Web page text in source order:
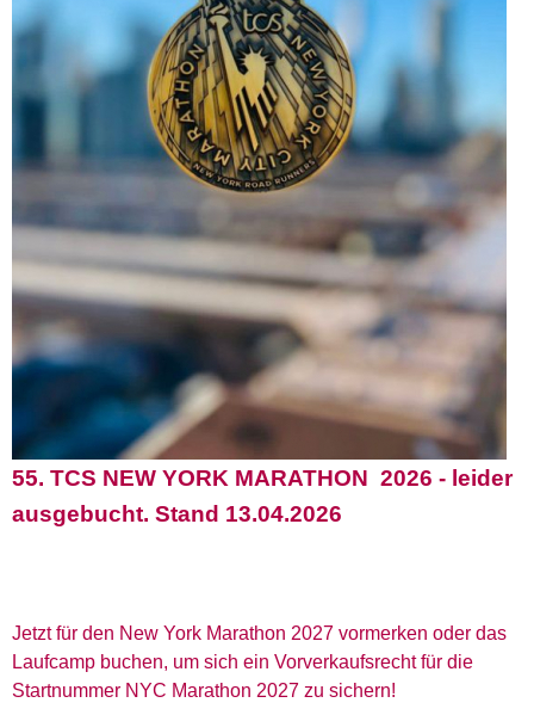
55. TCS NEW YORK MARATHON 2026 - leider
ausgebucht. Stand 13.04.2026
Jetzt für den New York Marathon 2027 vormerken oder das
Laufcamp buchen, um sich ein Vorverkaufsrecht für die
Startnummer NYC Marathon 2027 zu sichern!